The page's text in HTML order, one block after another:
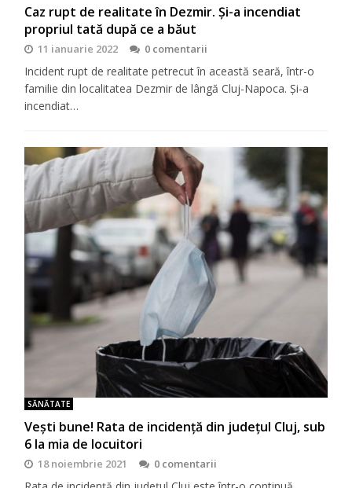
Caz rupt de realitate în Dezmir. Și-a incendiat
propriul tată după ce a băut
11 ianuarie 2022 0 comentarii
Incident rupt de realitate petrecut în această seară, într-o
familie din localitatea Dezmir de lângă Cluj-Napoca. Și-a
incendiat…
SĂNĂTATE
Vești bune! Rata de incidență din județul Cluj, sub
6 la mia de locuitori
18 noiembrie 2021 0 comentarii